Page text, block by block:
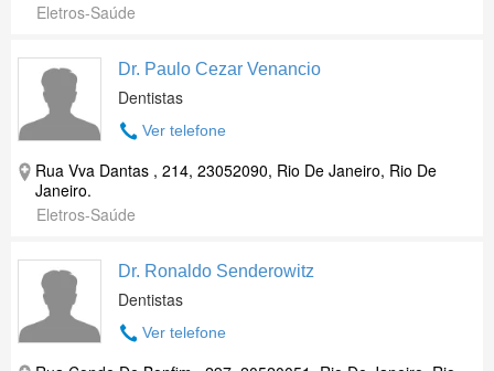
Eletros-Saúde
Dr. Paulo Cezar Venancio
Dentistas
Ver telefone
Rua Vva Dantas , 214, 23052090, Rio De Janeiro, Rio De
Janeiro.
Eletros-Saúde
Dr. Ronaldo Senderowitz
Dentistas
Ver telefone